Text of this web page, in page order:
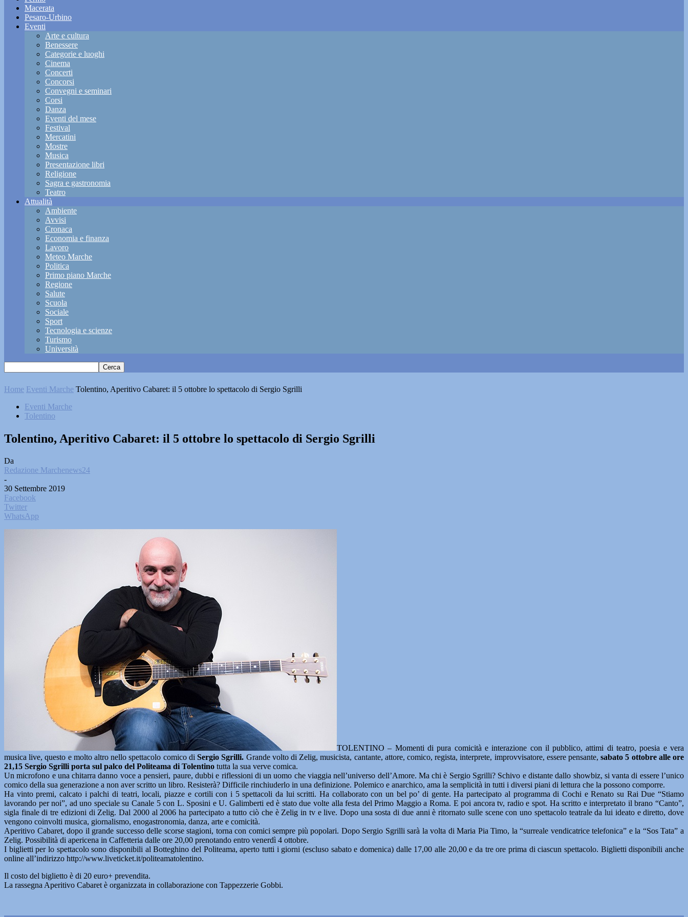
Macerata
Pesaro-Urbino
Eventi
Arte e cultura
Benessere
Categorie e luoghi
Cinema
Concerti
Concorsi
Convegni e seminari
Corsi
Danza
Eventi del mese
Festival
Mercatini
Mostre
Musica
Presentazione libri
Religione
Sagra e gastronomia
Teatro
Attualità
Ambiente
Avvisi
Cronaca
Economia e finanza
Lavoro
Meteo Marche
Politica
Primo piano Marche
Regione
Salute
Scuola
Sociale
Sport
Tecnologia e scienze
Turismo
Università
Home Eventi Marche Tolentino, Aperitivo Cabaret: il 5 ottobre lo spettacolo di Sergio Sgrilli
Eventi Marche
Tolentino
Tolentino, Aperitivo Cabaret: il 5 ottobre lo spettacolo di Sergio Sgrilli
Da
Redazione Marchenews24
-
30 Settembre 2019
Facebook
Twitter
WhatsApp
TOLENTINO – Momenti di pura comicità e interazione con il pubblico, attimi di teatro, poesia e vera
musica live, questo e molto altro nello spettacolo comico diSergio Sgrilli. Grande volto di Zelig, musicista, cantante, attore, comico, regista, interprete, improvvisatore, essere pensante, sabato 5 ottobre alle ore
21,15 Sergio Sgrilli porta sul palco del Politeama di Tolentino tutta la sua verve comica.
Un microfono e una chitarra danno voce a pensieri, paure, dubbi e riflessioni di un uomo che viaggia nell’universo dell’Amore. Ma chi è Sergio Sgrilli? Schivo e distante dallo showbiz, si vanta di essere l’unico
comico della sua generazione a non aver scritto un libro. Resisterà? Difficile rinchiuderlo in una definizione. Polemico e anarchico, ama la semplicità in tutti i diversi piani di lettura che la possono comporre.
Ha vinto premi, calcato i palchi di teatri, locali, piazze e cortili con i 5 spettacoli da lui scritti. Ha collaborato con un bel po’ di gente. Ha partecipato al programma di Cochi e Renato su Rai Due “Stiamo
lavorando per noi”, ad uno speciale su Canale 5 con L. Sposini e U. Galimberti ed è stato due volte alla festa del Primo Maggio a Roma. E poi ancora tv, radio e spot. Ha scritto e interpretato il brano “Canto”,
sigla finale di tre edizioni di Zelig. Dal 2000 al 2006 ha partecipato a tutto ciò che è Zelig in tv e live. Dopo una sosta di due anni è ritornato sulle scene con uno spettacolo teatrale da lui ideato e diretto, dove
vengono coinvolti musica, giornalismo, enogastronomia, danza, arte e comicità.
Aperitivo Cabaret, dopo il grande successo delle scorse stagioni, torna con comici sempre più popolari. Dopo Sergio Sgrilli sarà la volta di Maria Pia Timo, la “surreale vendicatrice telefonica” e la “Sos Tata” a
Zelig. Possibilità di apericena in Caffetteria dalle ore 20,00 prenotando entro venerdì 4 ottobre.
I biglietti per lo spettacolo sono disponibili al Botteghino del Politeama, aperto tutti i giorni (escluso sabato e domenica) dalle 17,00 alle 20,00 e da tre ore prima di ciascun spettacolo. Biglietti disponibili anche
online all’indirizzo http://www.liveticket.it/politeamatolentino.
Il costo del biglietto è di 20 euro+ prevendita.
La rassegna Aperitivo Cabaret è organizzata in collaborazione con Tappezzerie Gobbi.